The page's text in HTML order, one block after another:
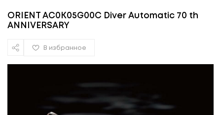
ORIENT AC0K05G00C Diver Automatic 70 th
ANNIVERSARY
В избранное